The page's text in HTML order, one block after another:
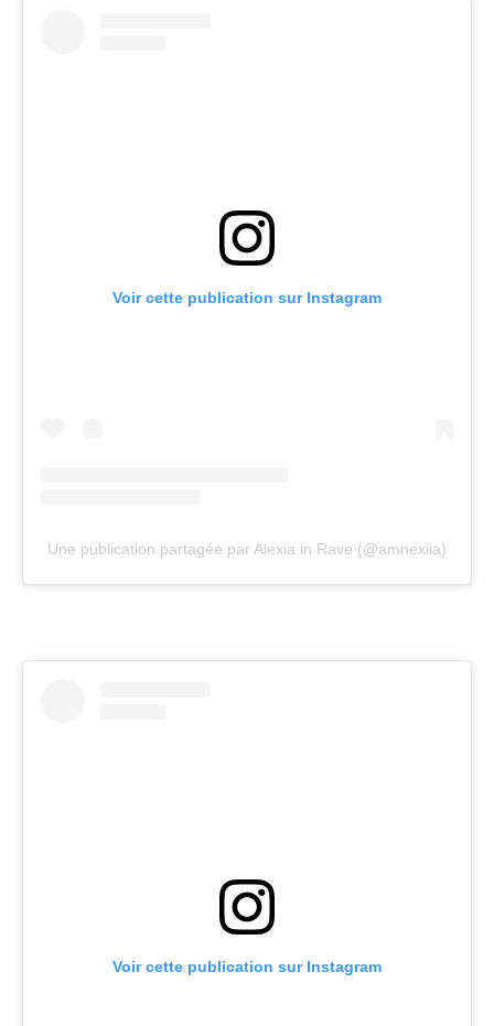
Voir cette publication sur Instagram
Une publication partagée par Alexia in Rave (@amnexiia)
Voir cette publication sur Instagram